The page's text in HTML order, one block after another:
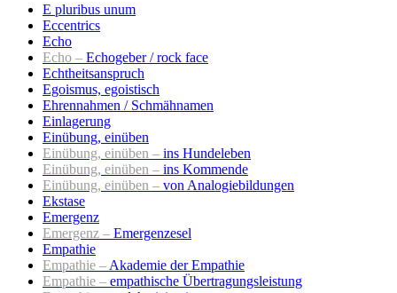
E pluribus unum
Eccentrics
Echo
Echo – Echogeber / rock face
Echtheitsanspruch
Egoismus, egoistisch
Ehrennahmen / Schmähnamen
Einlagerung
Einübung, einüben
Einübung, einüben – ins Hundeleben
Einübung, einüben – ins Kommende
Einübung, einüben – von Analogiebildungen
Ekstase
Emergenz
Emergenz – Emergenzesel
Empathie
Empathie – Akademie der Empathie
Empathie – empathische Übertragungsleistung